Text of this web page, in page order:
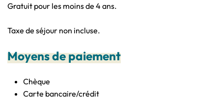
Gratuit pour les moins de 4 ans.
Taxe de séjour non incluse.
Moyens de paiement
Chèque
Carte bancaire/crédit